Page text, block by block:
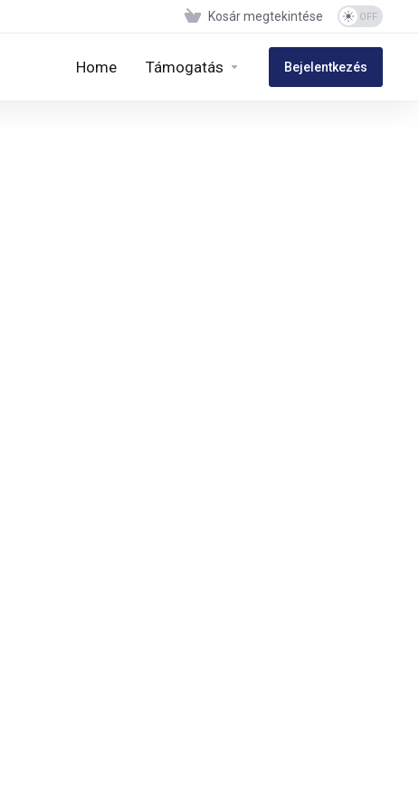
Kosár megtekintése
Home Támogatás Bejelentkezés